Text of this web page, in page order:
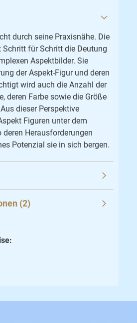
durch seine Praxisnähe. Die
Schritt für Schritt die Deutung
Aspektbilder. Sie
der Aspekt-Figur und deren
wird auch die Anzahl der
deren Farbe sowie die Größe
dieser Perspektive
Figuren unter dem
deren Herausforderungen
Potenzial sie in sich bergen.
(2)